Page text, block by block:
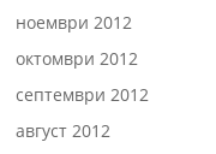
ноември 2012
октомври 2012
септември 2012
август 2012